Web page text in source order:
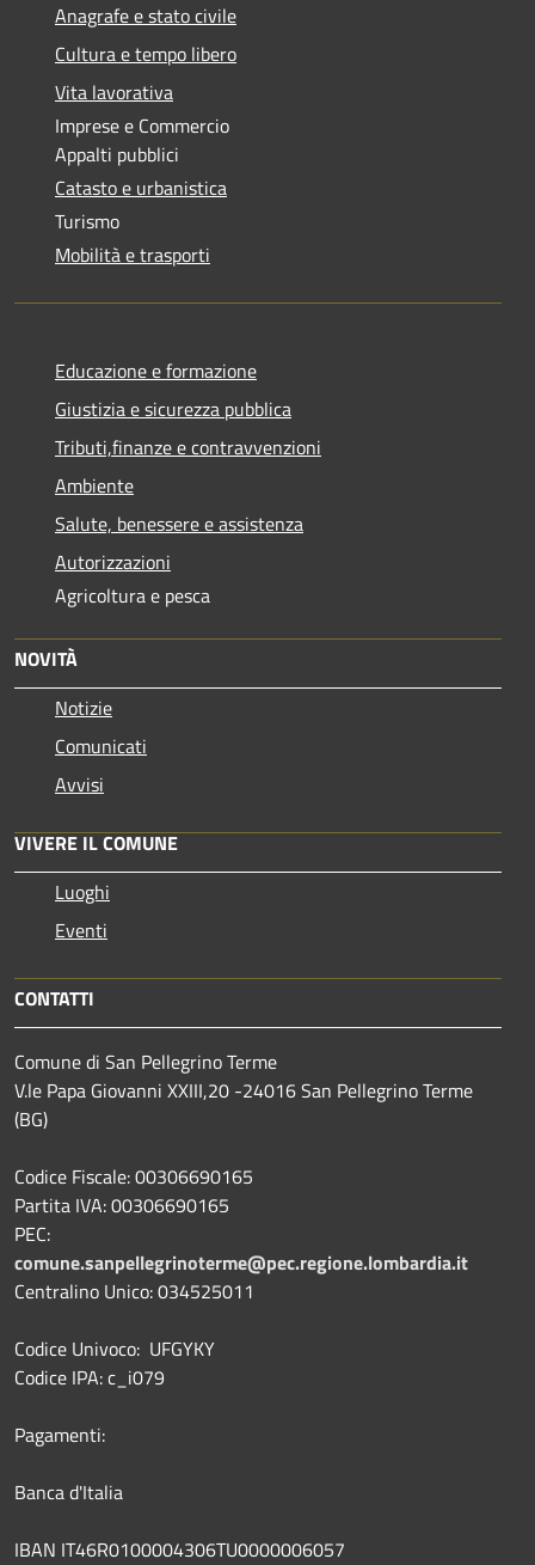
Anagrafe e stato civile
Cultura e tempo libero
Vita lavorativa
Imprese e Commercio
Appalti pubblici
Catasto e urbanistica
Turismo
Mobilità e trasporti
Educazione e formazione
Giustizia e sicurezza pubblica
Tributi,finanze e contravvenzioni
Ambiente
Salute, benessere e assistenza
Autorizzazioni
Agricoltura e pesca
NOVITÀ
Notizie
Comunicati
Avvisi
VIVERE IL COMUNE
Luoghi
Eventi
CONTATTI
Comune di San Pellegrino Terme
V.le Papa Giovanni XXIII,20 -24016 San Pellegrino Terme
(BG)
Codice Fiscale: 00306690165
Partita IVA: 00306690165
PEC:
comune.sanpellegrinoterme@pec.regione.lombardia.it
Centralino Unico: 034525011
Codice Univoco: UFGYKY
Codice IPA: c_i079
Pagamenti:
Banca d'Italia
IBAN IT46R0100004306TU0000006057